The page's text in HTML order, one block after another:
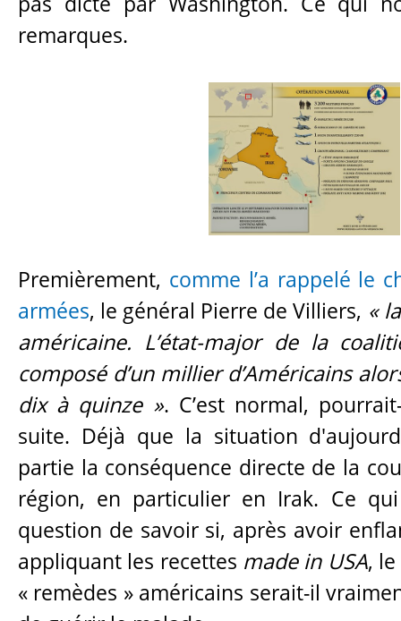
remarques.
Premièrement, comme l’a rappelé le
armées, le général Pierre de Villiers, «
américaine. L’état-major de la
composé d’un millier d’Américains
dix à quinze ». C’est normal,
suite. Déjà que la situation
partie la conséquence directe de la
région, en particulier en Irak. Ce
question de savoir si, après avoir
appliquant les recettes made in USA,
« remèdes » américains serait-il